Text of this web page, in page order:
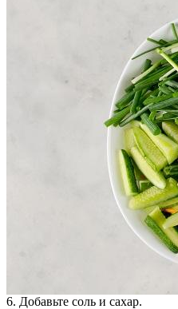
6. Добавьте соль и сахар.